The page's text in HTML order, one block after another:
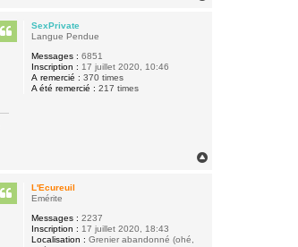
SexPrivate
Langue Pendue
Messages : 6851
Inscription : 17 juillet 2020, 10:46
A remercié : 370 times
A été remercié : 217 times
L'Ecureuil
Emérite
Messages : 2237
Inscription : 17 juillet 2020, 18:43
Localisation : Grenier abandonné (ohé,